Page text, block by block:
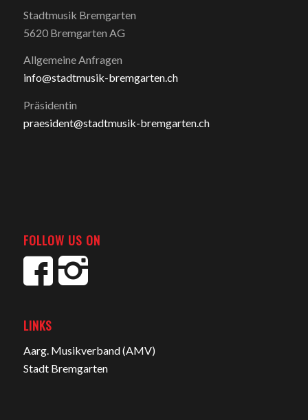
Stadtmusik Bremgarten
5620 Bremgarten AG
Allgemeine Anfragen
info@stadtmusik-bremgarten.ch
Präsidentin
praesident@stadtmusik-bremgarten.ch
FOLLOW US ON
LINKS
Aarg. Musikverband (AMV)
Stadt Bremgarten